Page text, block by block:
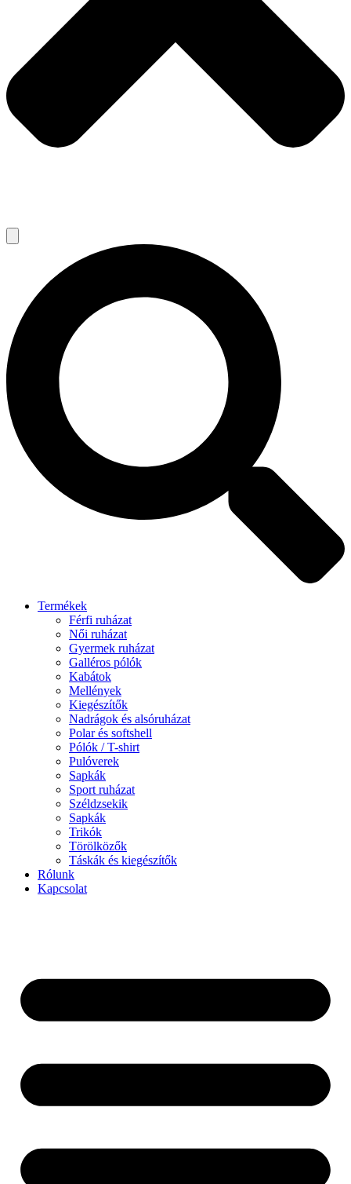
Termékek
Férfi ruházat
Női ruházat
Gyermek ruházat
Galléros pólók
Kabátok
Mellények
Kiegészítők
Nadrágok és alsóruházat
Polar és softshell
Pólók / T-shirt
Pulóverek
Sapkák
Sport ruházat
Széldzsekik
Sapkák
Trikók
Törölközők
Táskák és kiegészítők
Rólunk
Kapcsolat